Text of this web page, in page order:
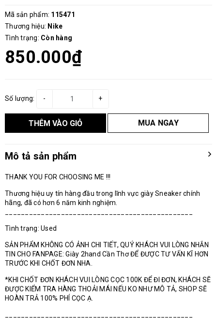
Mã sản phẩm: 115471
Thương hiệu: Nike
Tình trạng: Còn hàng
850.000₫
Số lượng: +
-
THÊM VÀO GIỎ MUA NGAY
Mô tả sản phẩm
THANK YOU FOR CHOOSING ME !!!
Thương hiệu uy tín hàng đầu trong lĩnh vực giày Sneaker chính
hãng, đã có hơn 6 năm kinh nghiệm.
Tình trạng: Used
SẢN PHẨM KHÔNG CÓ ẢNH CHI TIẾT, QUÝ KHÁCH VUI LÒNG NHẮN
TIN CHO FANPAGE: Giày 2hand Cần Thơ ĐỂ ĐƯỢC TƯ VẤN KĨ HƠN
TRƯỚC KHI CHỐT ĐƠN NHA.
*KHI CHỐT ĐƠN KHÁCH VUI LÒNG CỌC 100K ĐỂ ĐI ĐƠN, KHÁCH SẼ
ĐƯỢC KIỂM TRA HÀNG THOẢI MÁI NẾU KO NHƯ MÔ TẢ, SHOP SẼ
HOÀN TRẢ 100% PHÍ CỌC Ạ.